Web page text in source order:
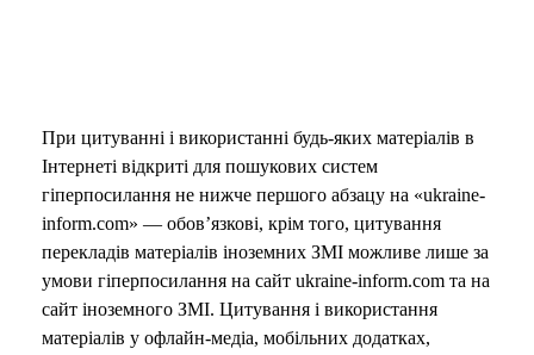
При цитуванні і використанні будь-яких матеріалів в
Інтернеті відкриті для пошукових систем
гіперпосилання не нижче першого абзацу на «ukraine-
inform.com» — обов’язкові, крім того, цитування
перекладів матеріалів іноземних ЗМІ можливе лише за
умови гіперпосилання на сайт ukraine-inform.com та на
сайт іноземного ЗМІ. Цитування і використання
матеріалів у офлайн-медіа, мобільних додатках,